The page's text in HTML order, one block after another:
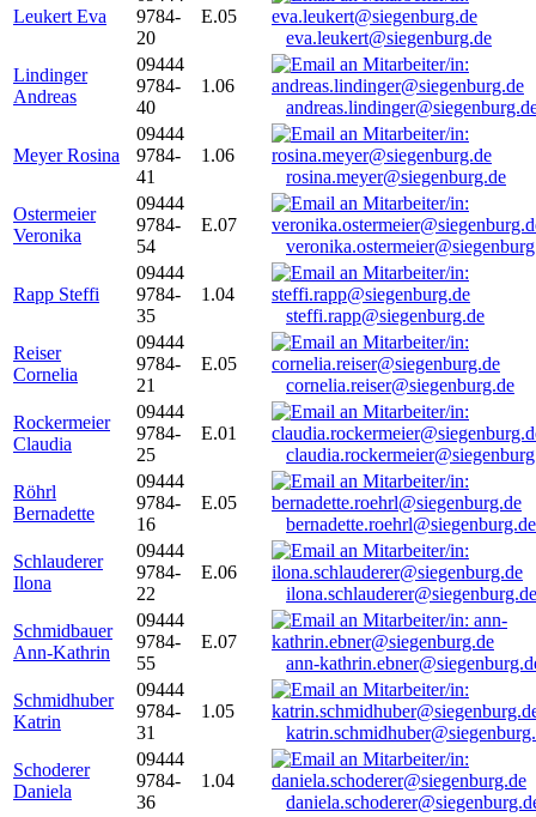
Leukert Eva
9784-
20
E.05
eva.leukert@siegenburg.de
Lindinger
Andreas
09444
9784-
40
1.06
Meyer Rosina
09444
9784-
41
1.06
rosina.meyer@siegenburg.de
Ostermeier
Veronika
09444
9784-
54
E.07
Rapp Steffi
09444
9784-
35
1.04
steffi.rapp@siegenburg.de
Reiser
Cornelia
09444
9784-
21
E.05
cornelia.reiser@siegenburg.de
Rockermeier
Claudia
09444
9784-
25
E.01
Röhrl
Bernadette
09444
9784-
16
E.05
bernadette.roehrl@siegenburg.de
Schlauderer
Ilona
09444
9784-
22
E.06
ilona.schlauderer@siegenburg.de
Schmidbauer
Ann-Kathrin
09444
9784-
55
E.07
ann-
Schmidhuber
Katrin
09444
9784-
31
1.05
Schoderer
Daniela
09444
9784-
36
1.04